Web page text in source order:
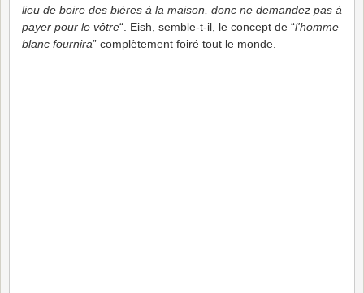
lieu de boire des bières à la maison, donc ne demandez pas à
payer pour le vôtre“. Eish, semble-t-il, le concept de “l'homme
blanc fournira” complètement foiré tout le monde.